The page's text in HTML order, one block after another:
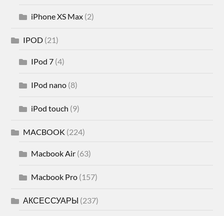
iPhone XS Max (2)
IPOD (21)
IPod 7 (4)
IPod nano (8)
iPod touch (9)
MACBOOK (224)
Macbook Air (63)
Macbook Pro (157)
АКСЕССУАРЫ (237)